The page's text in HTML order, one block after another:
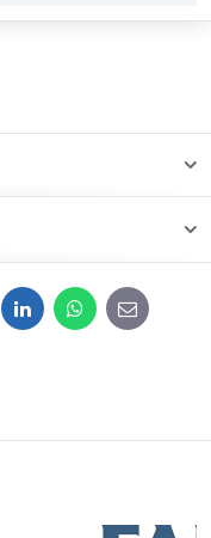
LinkedInWhatsApp
E-
mail